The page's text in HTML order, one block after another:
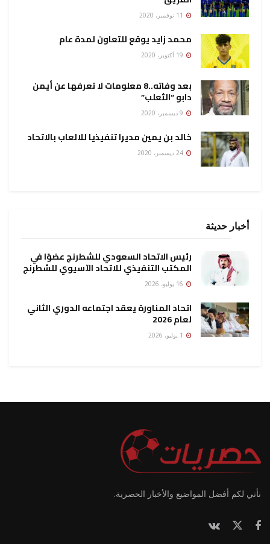
محمد زايد يوقع للتعاون لمدة عام
بعد وفاته..8 معلومات لا تعرفها عن أيمن
دابو “الثعلب”
خالد بن يمين مديرا تنفيذيا للالعاب بالاتحاد
أخبار حديثة
رئيس الاتحاد السعودي للشطرنج عضوًا في
المكتب التنفيذي للاتحاد الآسيوي للشطرنج
اتحاد المناورة يعقد اجتماعه الدوري الثاني
لعام 2026
نأتي لكم أفضل المواضيع والأخبار الحصرية.